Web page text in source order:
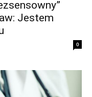
Jestem
0